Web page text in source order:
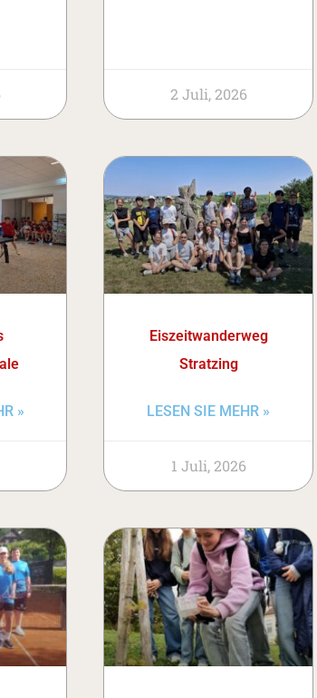
2 Juli, 2026
»
Eiszeitwanderweg
Stratzing
LESEN SIE MEHR »
1 Juli, 2026